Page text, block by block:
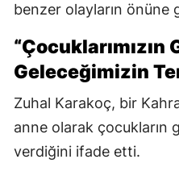
benzer olayların
“Çocuklarımızın
Geleceğimizin
Zuhal Karakoç, bir
anne olarak çocukların
verdiğini ifade etti.